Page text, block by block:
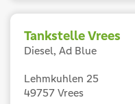
Tankstelle Vrees
Diesel, Ad Blue
Lehmkuhlen 25
49757 Vrees